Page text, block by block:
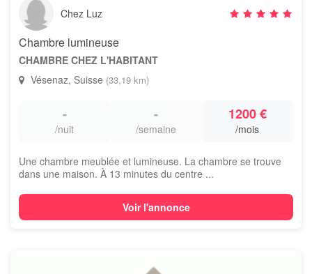
Chez Luz
Chambre lumineuse
CHAMBRE CHEZ L'HABITANT
Vésenaz, Suisse (33,19 km)
-
/nuit
-
/semaine
1200 €
/mois
Une chambre meublée et lumineuse. La chambre se trouve
dans une maison. À 13 minutes du centre ...
Voir l'annonce